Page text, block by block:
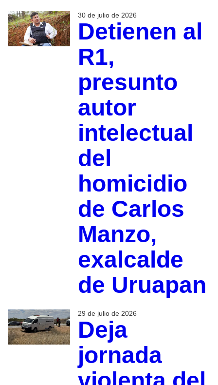
30 de julio de 2026
Detienen al
R1,
presunto
autor
intelectual
del
homicidio
de Carlos
Manzo,
exalcalde
de Uruapan
29 de julio de 2026
Deja
jornada